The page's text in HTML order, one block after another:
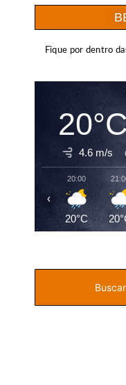
Fique por dentro
4.6 m/s
20:00
20°C
‹